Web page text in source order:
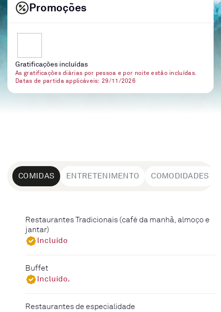
Promoções
Gratificações incluídas
As gratificações diárias por pessoa e por noite estão incluídas.
Datas de partida applicáveis: 29/11/2026
COMIDAS ENTRETENIMENTO COMODIDADES
Restaurantes Tradicionais (café da manhã, almoço e
jantar)
Incluído
Buffet
Incluído.
Restaurantes de especialidade